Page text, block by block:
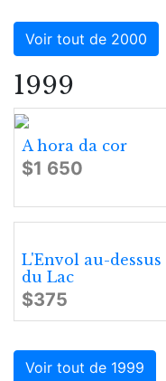
Voir tout de 2000
1999
A hora da cor
$1 650
L'Envol au-dessus
du Lac
$375
Voir tout de 1999